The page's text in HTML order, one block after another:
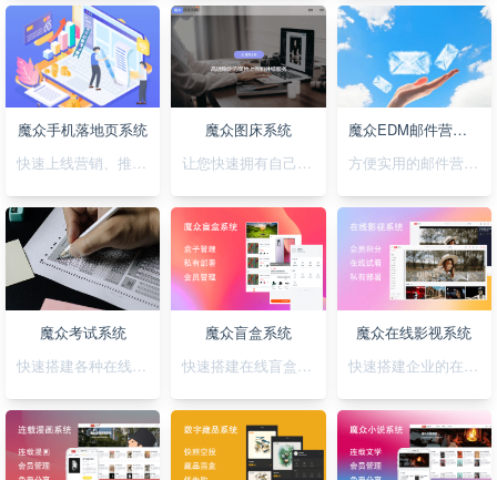
魔众手机落地页系统
快速上线营销、推广落地页，可视化拖拽创，支持手机H5/微信小程序/抖音小程序
魔众图床系统
让您快速拥有自己私有化的图床系统
魔众EDM邮件营销系统
方便实用的邮件营销系统
魔众考试系统
快速搭建各种在线考试系统
魔众盲盒系统
快速搭建在线盲盒系统
魔众在线影视系统
快速搭建企业的在线影视系统